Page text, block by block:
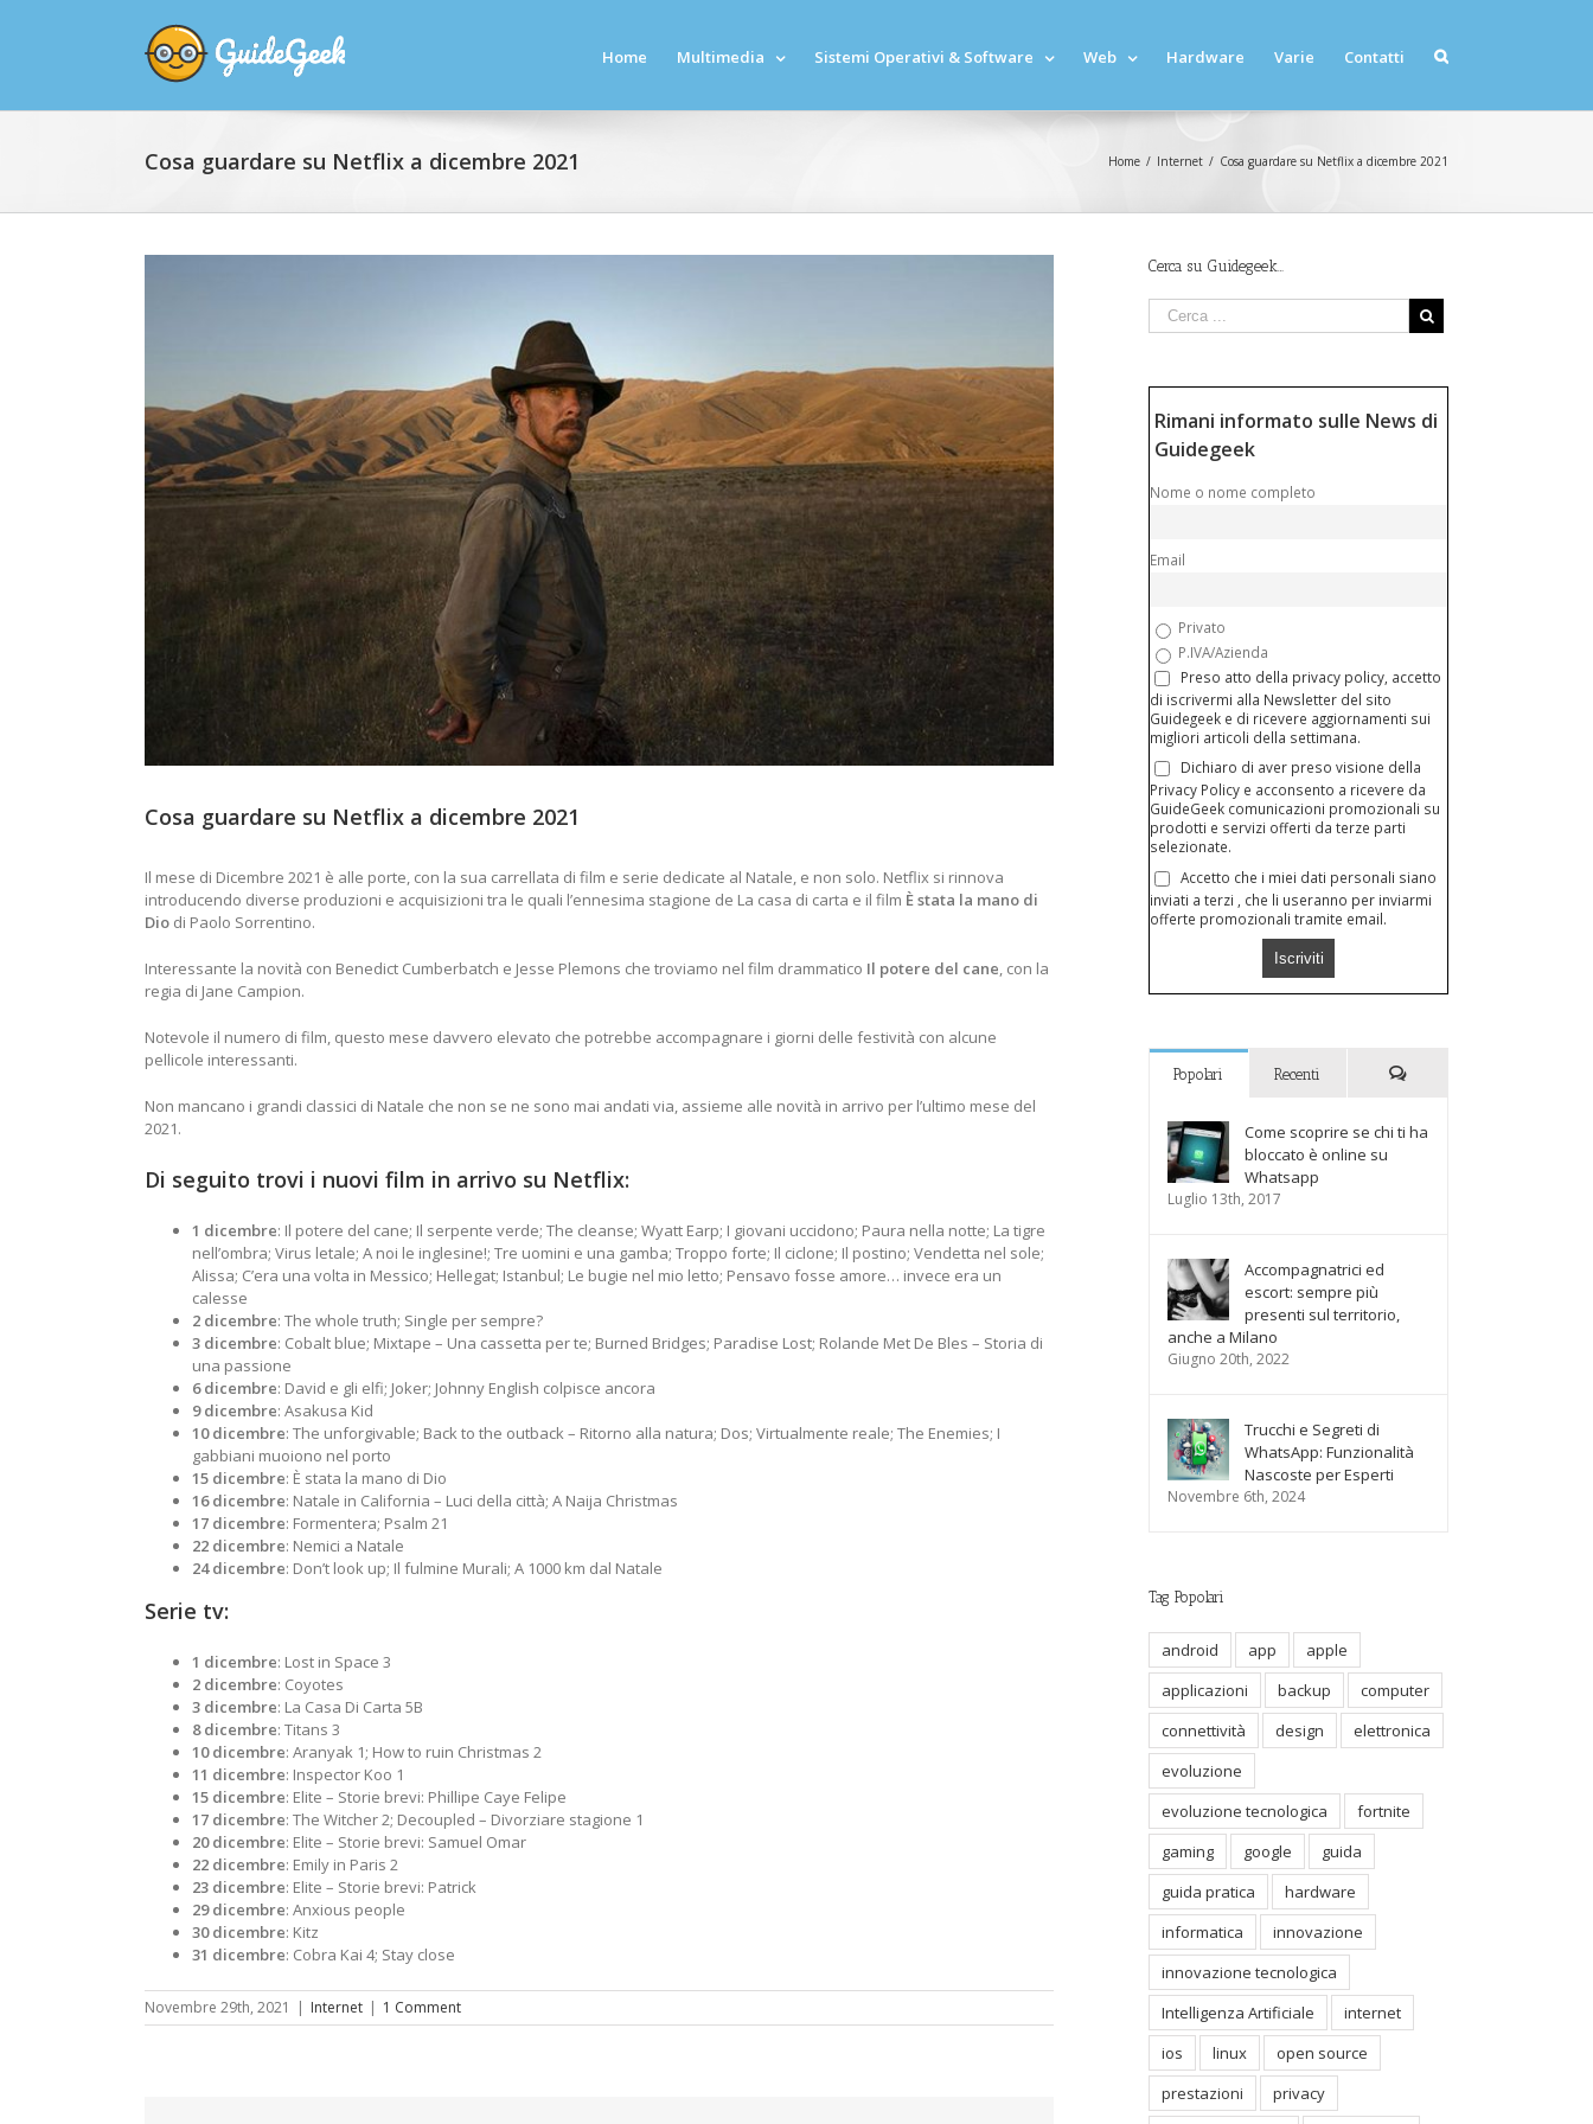
Home Multimedia Sistemi Operativi & Software Web Hardware Varie Contatti
Cosa guardare su Netflix a dicembre 2021 Home / Internet / Cosa guardare su Netflix a dicembre 2021
Cosa guardare su Netflix a dicembre 2021
Il mese di Dicembre 2021 è alle porte, con la sua carrellata di film e serie dedicate al Natale, e non solo. Netflix si rinnova
introducendo diverse produzioni e acquisizioni tra le quali l’ennesima stagione de La casa di carta e il film È stata la mano di
Dio di Paolo Sorrentino.
Interessante la novità con Benedict Cumberbatch e Jesse Plemons che troviamo nel film drammatico Il potere del cane, con la
regia di Jane Campion.
Notevole il numero di film, questo mese davvero elevato che potrebbe accompagnare i giorni delle festività con alcune
pellicole interessanti.
Non mancano i grandi classici di Natale che non se ne sono mai andati via, assieme alle novità in arrivo per l’ultimo mese del
2021.
Di seguito trovi i nuovi film in arrivo su Netflix:
1 dicembre: Il potere del cane; Il serpente verde; The cleanse; Wyatt Earp; I giovani uccidono; Paura nella notte; La tigre
nell’ombra; Virus letale; A noi le inglesine!; Tre uomini e una gamba; Troppo forte; Il ciclone; Il postino; Vendetta nel sole;
Alissa; C’era una volta in Messico; Hellegat; Istanbul; Le bugie nel mio letto; Pensavo fosse amore… invece era un
calesse
2 dicembre: The whole truth; Single per sempre?
3 dicembre: Cobalt blue; Mixtape – Una cassetta per te; Burned Bridges; Paradise Lost; Rolande Met De Bles – Storia di
una passione
6 dicembre: David e gli elfi; Joker; Johnny English colpisce ancora
9 dicembre: Asakusa Kid
10 dicembre: The unforgivable; Back to the outback – Ritorno alla natura; Dos; Virtualmente reale; The Enemies; I
gabbiani muoiono nel porto
15 dicembre: È stata la mano di Dio
16 dicembre: Natale in California – Luci della città; A Naija Christmas
17 dicembre: Formentera; Psalm 21
22 dicembre: Nemici a Natale
24 dicembre: Don’t look up; Il fulmine Murali; A 1000 km dal Natale
Serie tv:
1 dicembre: Lost in Space 3
2 dicembre: Coyotes
3 dicembre: La Casa Di Carta 5B
8 dicembre: Titans 3
10 dicembre: Aranyak 1; How to ruin Christmas 2
11 dicembre: Inspector Koo 1
15 dicembre: Elite – Storie brevi: Phillipe Caye Felipe
17 dicembre: The Witcher 2; Decoupled – Divorziare stagione 1
20 dicembre: Elite – Storie brevi: Samuel Omar
22 dicembre: Emily in Paris 2
23 dicembre: Elite – Storie brevi: Patrick
29 dicembre: Anxious people
30 dicembre: Kitz
31 dicembre: Cobra Kai 4; Stay close
Novembre 29th, 2021 | Internet | 1 Comment
Cerca su Guidegeek…
Rimani informato sulle News di
Guidegeek
Nome o nome completo
Email
Privato
P.IVA/Azienda
Preso atto della privacy policy, accetto
di iscrivermi alla Newsletter del sito
Guidegeek e di ricevere aggiornamenti sui
migliori articoli della settimana.
Dichiaro di aver preso visione della
Privacy Policy e acconsento a ricevere da
GuideGeek comunicazioni promozionali su
prodotti e servizi offerti da terze parti
selezionate.
Accetto che i miei dati personali siano
inviati a terzi , che li useranno per inviarmi
offerte promozionali tramite email.
Popolari Recenti
Come scoprire se chi ti ha
bloccato è online su
Whatsapp
Luglio 13th, 2017
Accompagnatrici ed
escort: sempre più
presenti sul territorio,
anche a Milano
Giugno 20th, 2022
Trucchi e Segreti di
WhatsApp: Funzionalità
Nascoste per Esperti
Novembre 6th, 2024
Tag Popolari
android app
apple
applicazioni
backup
computer
connettività
design
elettronica
evoluzione
evoluzione tecnologica
fortnite
gaming
google
guida
guida pratica
hardware
informatica
innovazione
innovazione tecnologica
Intelligenza Artificiale
internet
ios
linux
open source
prestazioni
privacy